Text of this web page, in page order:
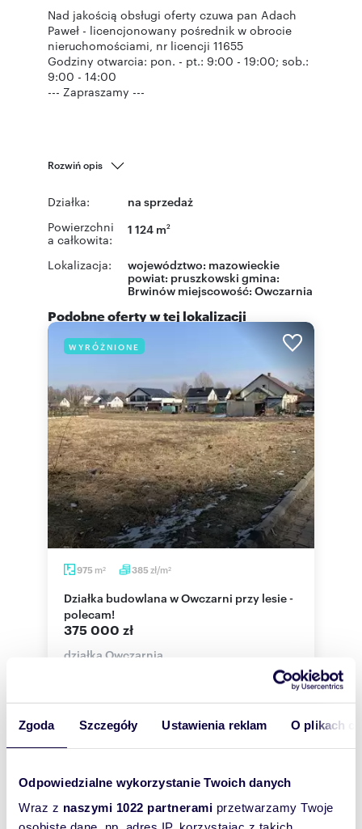
Zgoda Szczegóły Ustawienia reklam O plikach
Odpowiedzialne wykorzystanie Twoich danych
Wraz z naszymi 1022 partnerami przetwarzamy Twoje
Nad jakością obsługi oferty czuwa pan Adach
Paweł - licencjonowany pośrednik w obrocie
nieruchomościami, nr licencji 11655
Godziny otwarcia: pon. - pt.: 9:00 - 19:00; sob.:
9:00 - 14:00
--- Zapraszamy ---
Rozwiń opis
Działka: na sprzedaż
Powierzchni
a całkowita:
1 124 m2
Lokalizacja: województwo: mazowieckie
powiat: pruszkowski gmina:
Brwinów miejscowość: Owczarnia
Podobne oferty w tej lokalizacji
WYRÓŻNIONE
975 m2 385 zł/m2
Działka budowlana w Owczarni przy lesie -
polecam!
375 000 zł
działka Owczarnia
działki znajdują się w bardzo cichej lokalizacji a
zarazem przy lesie.1. Działka budowlana w